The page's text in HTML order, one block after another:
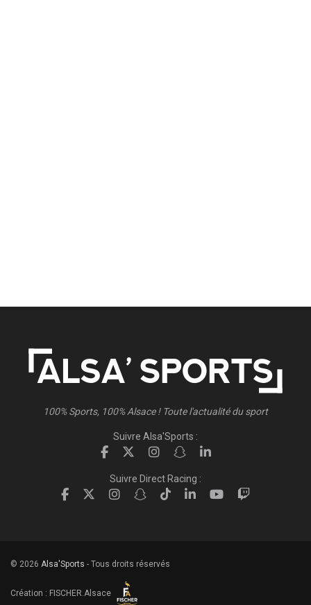
100% Sports, 100% Alsace ! Toute l'actualité du sport
Suivre Alsa'Sports :
Suivre Direct Racing :
© 2026 Alsa'Sports - Tous droits réservés
Création : FISCHER.Alsace